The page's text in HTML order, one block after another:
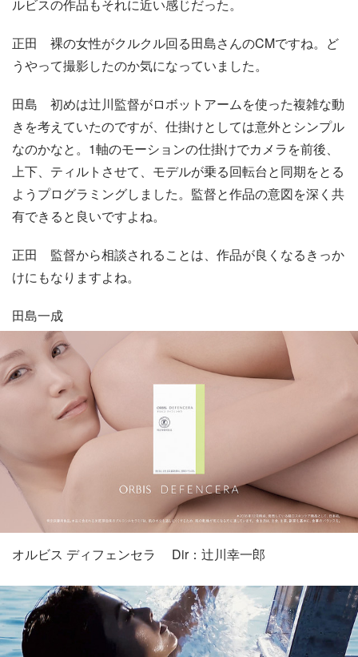
ルビスの作品もそれに近い感じだった。
正田 裸の女性がクルクル回る田島さんのCMですね。ど
うやって撮影したのか気になっていました。
田島 初めは辻川監督がロボットアームを使った複雑な動
きを考えていたのですが、仕掛けとしては意外とシンプル
なのかなと。1軸のモーションの仕掛けでカメラを前後、
上下、ティルトさせて、モデルが乗る回転台と同期をとる
ようプログラミングしました。監督と作品の意図を深く共
有できると良いですよね。
正田 監督から相談されることは、作品が良くなるきっか
けにもなりますよね。
田島一成
オルビス ディフェンセラ Dir：辻川幸一郎